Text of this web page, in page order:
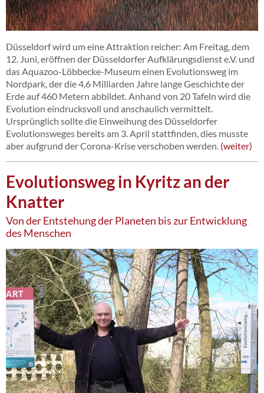
Düsseldorf wird um eine Attraktion reicher: Am Freitag, dem
12. Juni, eröffnen der Düsseldorfer Aufklärungsdienst e.V. und
das Aquazoo-Löbbecke-Museum einen Evolutionsweg im
Nordpark, der die 4,6 Milliarden Jahre lange Geschichte der
Erde auf 460 Metern abbildet. Anhand von 20 Tafeln wird die
Evolution eindrucksvoll und anschaulich vermittelt.
Ursprünglich sollte die Einweihung des Düsseldorfer
Evolutionsweges bereits am 3. April stattfinden, dies musste
aber aufgrund der Corona-Krise verschoben werden. weiter
Evolutionsweg in Kyritz an der
Knatter
Von der Entstehung der Planeten bis zur Entwicklung
des Menschen